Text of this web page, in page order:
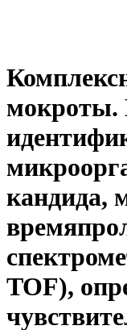
мокроты.
кандида,
TOF),